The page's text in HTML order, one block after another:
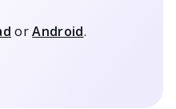
orAndroid.